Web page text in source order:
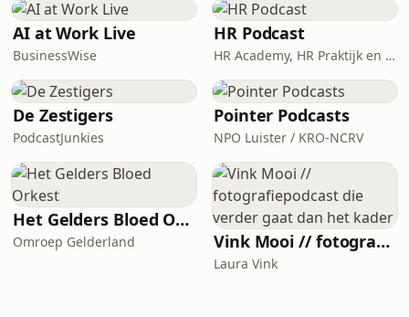
AI at Work Live
BusinessWise
HR Podcast
HR Academy, HR Praktijk en CHRO
De Zestigers
PodcastJunkies
Pointer Podcasts
NPO Luister / KRO-NCRV
Het Gelders Bloed Orkest
Omroep Gelderland Vink Mooi // fotografiepodcast die verder gaat dan het kader
Laura Vink